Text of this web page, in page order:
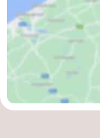
Westende
Wetter
Kontakt